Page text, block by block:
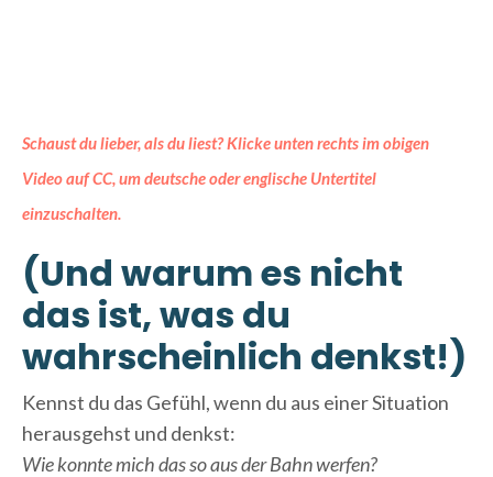
Schaust du lieber, als du liest? Klicke unten rechts im obigen
Video auf CC, um deutsche oder englische Untertitel
einzuschalten.
(Und warum es nicht
das ist, was du
wahrscheinlich denkst!)
Kennst du das Gefühl, wenn du aus einer Situation
herausgehst und denkst:
Wie konnte mich das so aus der Bahn werfen?